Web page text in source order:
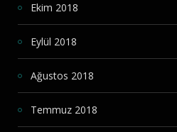
Ekim 2018
Eylül 2018
Ağustos 2018
Temmuz 2018